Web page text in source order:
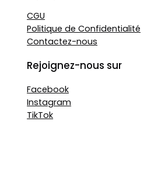
CGU
Politique de Confidentialité
Contactez-nous
Rejoignez-nous sur
Facebook
Instagram
TikTok